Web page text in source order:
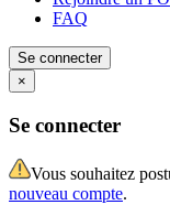
FAQ
Se connecter
×
Se connecter
Vous souhaitez
nouveau compte.